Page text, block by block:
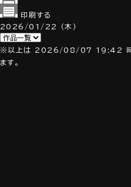
印刷する
2026/01/22
（木）
※以上は 2026/08/07 19:42 時点
ます。